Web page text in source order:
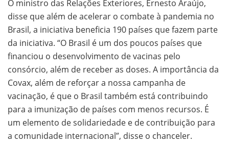
O ministro das Relações Exteriores, Ernesto Araújo,
disse que além de acelerar o combate à pandemia no
Brasil, a iniciativa beneficia 190 países que fazem parte
da iniciativa. “O Brasil é um dos poucos países que
financiou o desenvolvimento de vacinas pelo
consórcio, além de receber as doses. A importância da
Covax, além de reforçar a nossa campanha de
vacinação, é que o Brasil também está contribuindo
para a imunização de países com menos recursos. É
um elemento de solidariedade e de contribuição para
a comunidade internacional”, disse o chanceler.